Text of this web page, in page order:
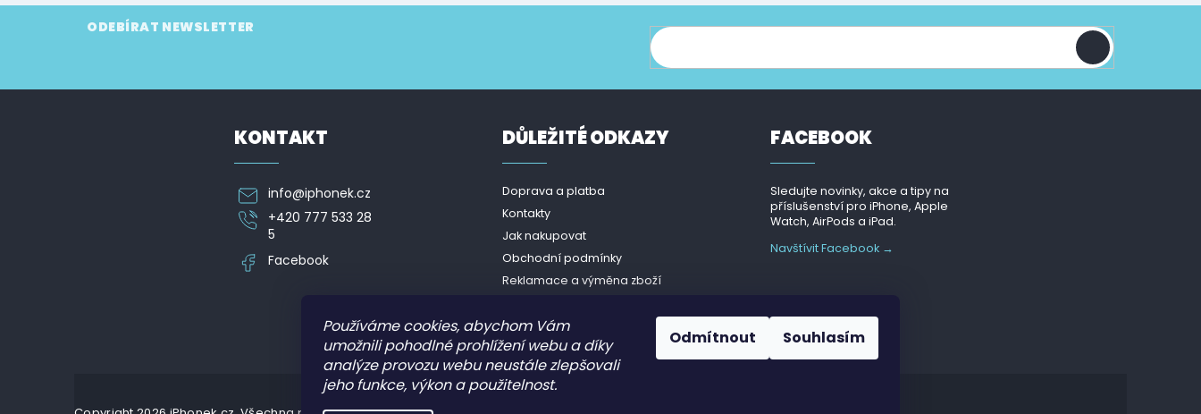
Používáme cookies, abychom Vám
umožnili pohodlné prohlížení webu a díky
analýze provozu webu neustále zlepšovali
jeho funkce, výkon a použitelnost.
Odmítnout Souhlasím
t
ODEBÍRAT NEWSLETTER
KONTAKT
info@iphonek.cz
+420 777 533 28
5
Facebook
DŮLEŽITÉ ODKAZY
Doprava a platba
Kontakty
Jak nakupovat
Obchodní podmínky
Reklamace a výměna zboží
údajů - GDPR
FACEBOOK
Sledujte novinky, akce a tipy na
příslušenství pro iPhone, Apple
Watch, AirPods a iPad.
Navštívit Facebook →